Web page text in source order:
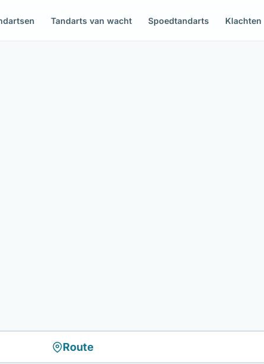
Tandarts van wacht Spoedtandarts Klachten
Route